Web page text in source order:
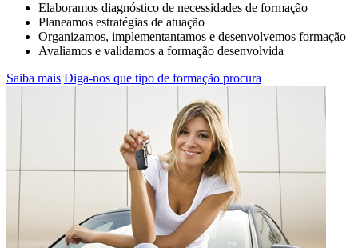
JÁ SÓ TEM 5 PONTOS NA CARTA? O
QUE FAZER….
Elaboramos diagnóstico de necessidades de formação
Planeamos estratégias de atuação
Organizamos, implementantamos e desenvolvemos formação
Avaliamos e validamos a formação desenvolvida
Saiba mais Diga-nos que tipo de formação procura